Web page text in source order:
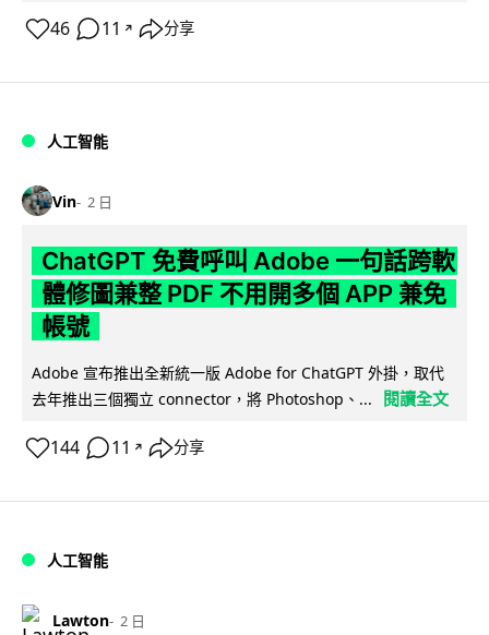
46 11 ↗ 分享
人工智能
Vin 2 日
ChatGPT 免費呼叫 Adobe 一句話跨軟
體修圖兼整 PDF 不用開多個 APP 兼免
帳號
Adobe 宣布推出全新統一版 Adobe for ChatGPT 外掛，取代
去年推出三個獨立 connector，將 Photoshop、...
閱讀全文
144 11 ↗ 分享
人工智能
Lawton 2 日